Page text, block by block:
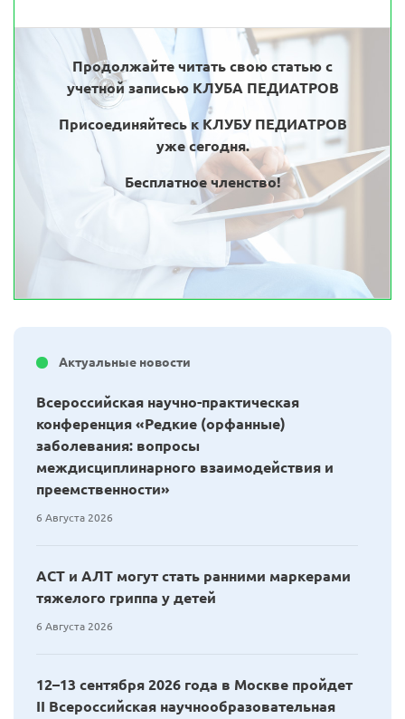
Продолжайте читать свою статью с
учетной записью КЛУБА ПЕДИАТРОВ
Присоединяйтесь к КЛУБУ ПЕДИАТРОВ
уже сегодня.
Бесплатное членство!
Актуальные новости
Всероссийская научно-практическая
конференция «Редкие (орфанные)
заболевания: вопросы
междисциплинарного взаимодействия и
преемственности»
6 Августа 2026
АСТ и АЛТ могут стать ранними маркерами
тяжелого гриппа у детей
6 Августа 2026
12–13 сентября 2026 года в Москве пройдет
II Всероссийская научнообразовательная